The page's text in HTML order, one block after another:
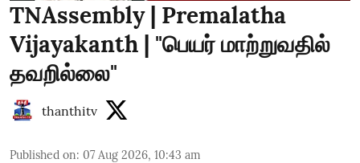
TNAssembly | Premalatha
Vijayakanth | "பெயர் மாற்றுவதில்
தவறில்லை"
thanthitv
Published on: 07 Aug 2026, 10:43 am